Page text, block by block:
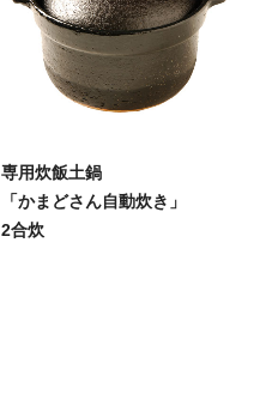
専用炊飯土鍋
「かまどさん自動炊き」
2合炊